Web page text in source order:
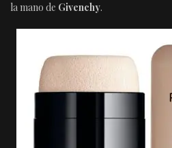
la mano de Givenchy.